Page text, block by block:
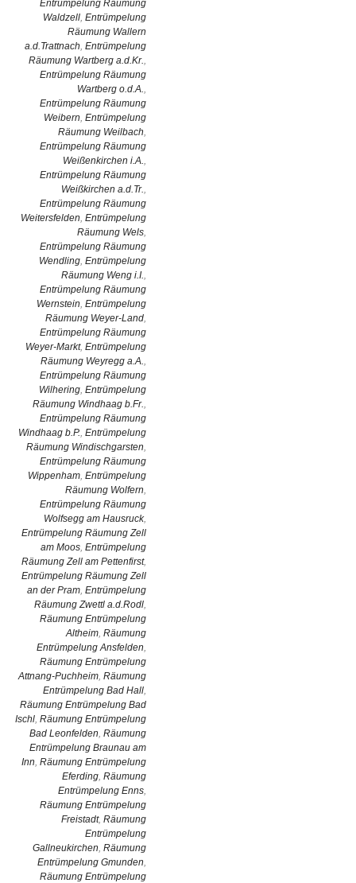
Entrümpelung Räumung
Waldzell, Entrümpelung
Räumung Wallern
a.d.Trattnach, Entrümpelung
Räumung Wartberg a.d.Kr.,
Entrümpelung Räumung
Wartberg o.d.A.,
Entrümpelung Räumung
Weibern, Entrümpelung
Räumung Weilbach,
Entrümpelung Räumung
Weißenkirchen i.A.,
Entrümpelung Räumung
Weißkirchen a.d.Tr.,
Entrümpelung Räumung
Weitersfelden, Entrümpelung
Räumung Wels,
Entrümpelung Räumung
Wendling, Entrümpelung
Räumung Weng i.I.,
Entrümpelung Räumung
Wernstein, Entrümpelung
Räumung Weyer-Land,
Entrümpelung Räumung
Weyer-Markt, Entrümpelung
Räumung Weyregg a.A.,
Entrümpelung Räumung
Wilhering, Entrümpelung
Räumung Windhaag b.Fr.,
Entrümpelung Räumung
Windhaag b.P., Entrümpelung
Räumung Windischgarsten,
Entrümpelung Räumung
Wippenham, Entrümpelung
Räumung Wolfern,
Entrümpelung Räumung
Wolfsegg am Hausruck,
Entrümpelung Räumung Zell
am Moos, Entrümpelung
Räumung Zell am Pettenfirst,
Entrümpelung Räumung Zell
an der Pram, Entrümpelung
Räumung Zwettl a.d.Rodl,
Räumung Entrümpelung
Altheim, Räumung
Entrümpelung Ansfelden,
Räumung Entrümpelung
Attnang-Puchheim, Räumung
Entrümpelung Bad Hall,
Räumung Entrümpelung Bad
Ischl, Räumung Entrümpelung
Bad Leonfelden, Räumung
Entrümpelung Braunau am
Inn, Räumung Entrümpelung
Eferding, Räumung
Entrümpelung Enns,
Räumung Entrümpelung
Freistadt, Räumung
Entrümpelung
Gallneukirchen, Räumung
Entrümpelung Gmunden,
Räumung Entrümpelung